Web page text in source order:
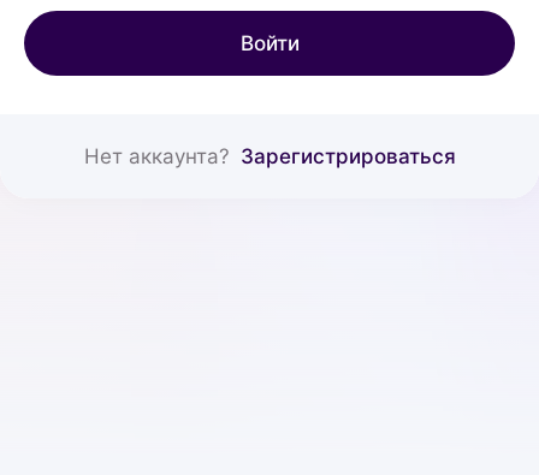
Войти
Нет аккаунта? Зарегистрироваться